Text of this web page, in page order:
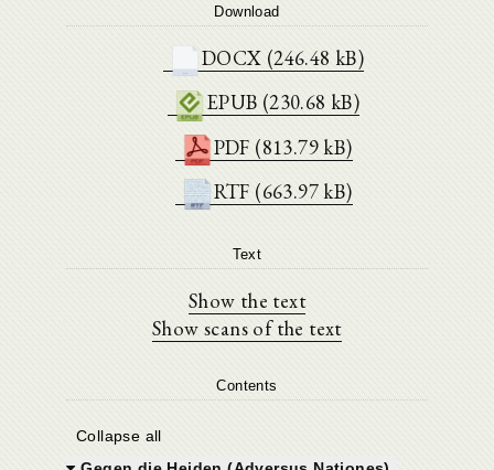
Download
DOCX (246.48 kB)
EPUB (230.68 kB)
PDF (813.79 kB)
RTF (663.97 kB)
Text
Show the text
Show scans of the text
Contents
Collapse all